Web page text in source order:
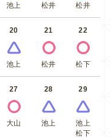
池上 松井 松井
20
池上
21
松井
22
松下
27
大山
28
池上
29
池上
松下